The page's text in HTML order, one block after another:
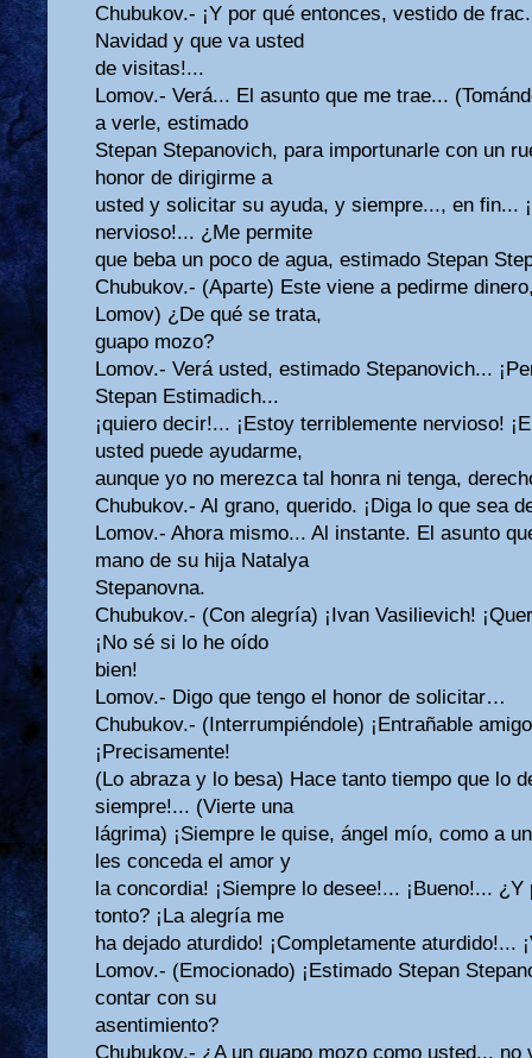
Chubukov.- ¡Y por qué entonces, vestido de
Navidad y que va usted
de visitas!...
Lomov.- Verá... El asunto que me trae...
a verle, estimado
Stepan Stepanovich, para importunarle con un
honor de dirigirme a
usted y solicitar su ayuda, y siempre..., en fin...
nervioso!... ¿Me permite
que beba un poco de agua, estimado Stepan
Chubukov.- (Aparte) Este viene a pedirme
Lomov) ¿De qué se trata,
guapo mozo?
Lomov.- Verá usted, estimado Stepanovich...
Stepan Estimadich...
¡quiero decir!... ¡Estoy terriblemente nervioso!
usted puede ayudarme,
aunque yo no merezca tal honra ni tenga,
Chubukov.- Al grano, querido. ¡Diga lo que sea
Lomov.- Ahora mismo... Al instante. El asunto
mano de su hija Natalya
Stepanovna.
Chubukov.- (Con alegría) ¡Ivan Vasilievich!
¡No sé si lo he oído
bien!
Lomov.- Digo que tengo el honor de solicitar…
Chubukov.- (Interrumpiéndole) ¡Entrañable
¡Precisamente!
(Lo abraza y lo besa) Hace tanto tiempo que lo
siempre!... (Vierte una
lágrima) ¡Siempre le quise, ángel mío, como a
les conceda el amor y
la concordia! ¡Siempre lo desee!... ¡Bueno!...
tonto? ¡La alegría me
ha dejado aturdido! ¡Completamente aturdido!...
Lomov.- (Emocionado) ¡Estimado Stepan
contar con su
asentimiento?
Chubukov.- ¿A un guapo mozo como usted... no